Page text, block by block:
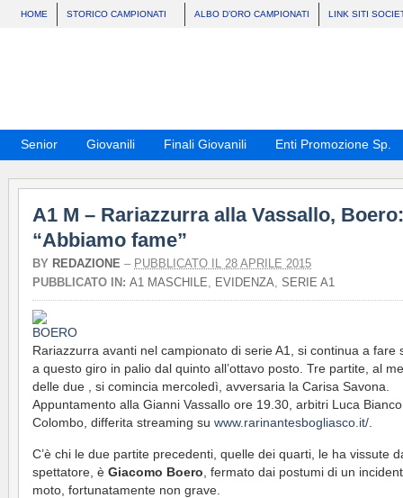
HOME STORICO CAMPIONATI ALBO D’ORO CAMPIONATI LINK SITI
Senior Giovanili Finali Giovanili Enti Promozione Sp.
A1 M – Rariazzurra alla Vassallo, Boero:
“Abbiamo fame”
BY REDAZIONE – PUBBLICATO IL 28 APRILE 2015
PUBBLICATO IN: A1 MASCHILE, EVIDENZA, SERIE A1
Rariazzurra avanti nel campionato di serie A1, si continua a fare
a questo giro in palio dal quinto all’ottavo posto. Tre partite, al
delle due , si comincia mercoledì, avversaria la Carisa Savona.
Appuntamento alla Gianni Vassallo ore 19.30, arbitri Luca
Colombo, differita streaming su www.rarinantesbogliasco.it/.
C’è chi le due partite precedenti, quelle dei quarti, le ha vissute
spettatore, è Giacomo Boero, fermato dai postumi di un
moto, fortunatamente non grave.